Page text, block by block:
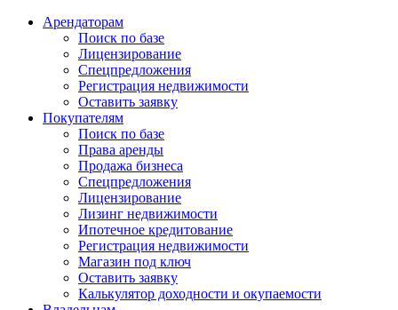
Арендаторам
Поиск по базе
Лицензирование
Спецпредложения
Регистрация недвижимости
Оставить заявку
Покупателям
Поиск по базе
Права аренды
Продажа бизнеса
Спецпредложения
Лицензирование
Лизинг недвижимости
Ипотечное кредитование
Регистрация недвижимости
Магазин под ключ
Оставить заявку
Калькулятор доходности и окупаемости